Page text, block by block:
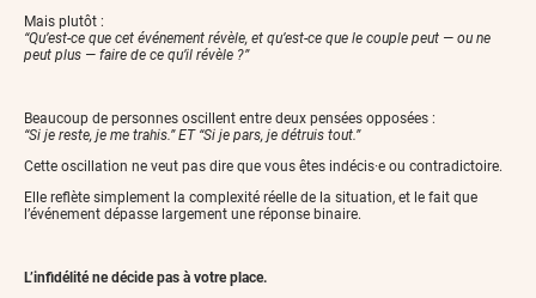
Mais plutôt :
“Qu’est-ce que cet événement révèle, et qu’est-ce que le couple peut — ou ne
peut plus — faire de ce qu’il révèle ?”
Beaucoup de personnes oscillent entre deux pensées opposées :
“Si je reste, je me trahis.” ET “Si je pars, je détruis tout.”
Cette oscillation ne veut pas dire que vous êtes indécis·e ou contradictoire.
Elle reflète simplement la complexité réelle de la situation, et le fait que
l’événement dépasse largement une réponse binaire.
L’infidélité ne décide pas à votre place.